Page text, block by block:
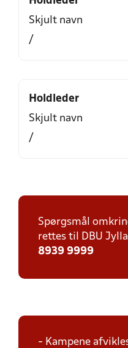
Skjult navn
/
Holdleder
Skjult navn
/
Spørgsmål
rettes til DBU
8939 9999
- Kampene